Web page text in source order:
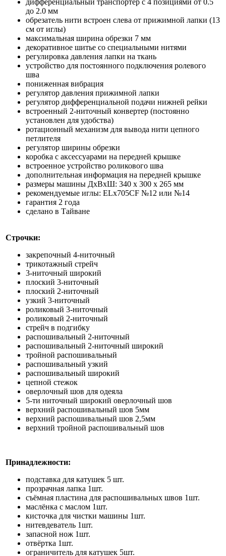
дифференциальный транспортер с 4 позициями от 0.5
до 2.0 мм
обрезатель нити встроен слева от прижимной лапки (13
см от иглы)
максимальная ширина обрезки 7 мм
декоративное шитье со специальными нитями
регулировка давления лапки на ткань
устройство для постоянного подключения ролевого
шва
пониженная вибрация
регулятор давления прижимной лапки
регулятор дифференциальной подачи нижней рейки
встроенный 2-ниточный конвертер (постоянно
установлен для удобства)
ротационный механизм для вывода нити цепного
петлителя
регулятор ширины обрезки
коробка с аксессуарами на передней крышке
встроенное устройство роликового шва
дополнительная информация на передней крышке
размеры машины ДхВхШ: 340 х 300 х 265 мм
рекомендуемые иглы: ELх705CF №12 или №14
гарантия 2 года
сделано в Тайване
Строчки:
закрепочный 4-ниточный
трикотажный стрейч
3-ниточный широкий
плоский 3-ниточный
плоский 2-ниточный
узкий 3-ниточный
роликовый 3-ниточный
роликовый 2-ниточный
стрейч в подгибку
распошивальный 2-ниточный
распошивальный 2-ниточный широкий
тройной распошивальный
распошивальный узкий
распошивальный широкий
цепной стежок
оверлочный шов для одеяла
5-ти ниточный широкий оверлочный шов
верхний распошивальный шов 5мм
верхний распошивальный шов 2,5мм
верхний тройной распошивальный шов
Принадлежности:
подставка для катушек 5 шт.
прозрачная лапка 1шт.
съёмная пластина для распошивальных швов 1шт.
маслёнка с маслом 1шт.
кисточка для чистки машины 1шт.
нитевдеватель 1шт.
запасной нож 1шт.
отвёртка 1шт.
ограничитель для катушек 5шт.